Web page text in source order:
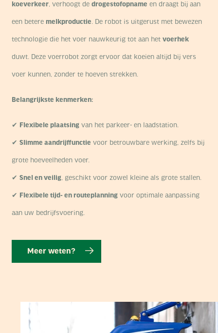
koeverkeer, verhoogt de drogestofopname en draagt bij aan
een betere melkproductie. De robot is uitgerust met bewezen
technologie die het voer nauwkeurig tot aan het voerhek
duwt. Deze voerrobot zorgt ervoor dat koeien altijd bij vers
voer kunnen, zonder te hoeven strekken.
Belangrijkste kenmerken:
✔ Flexibele plaatsing van het parkeer- en laadstation.
✔ Slimme aandrijffunctie voor betrouwbare werking, zelfs bij
grote hoeveelheden voer.
✔ Snel en veilig, geschikt voor zowel kleine als grote stallen.
✔ Flexibele tijd- en routeplanning voor optimale aanpassing
aan uw bedrijfsvoering.
Meer weten?